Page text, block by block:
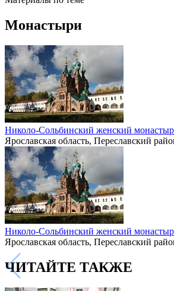
Монастыри
Николо-Сольбинский женский
Ярославская область, Переславский
Николо-Сольбинский женский
Ярославская область, Переславский
ЧИТАЙТЕ ТАКЖЕ